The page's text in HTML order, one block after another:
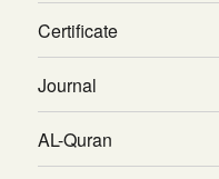
Certificate
Journal
AL-Quran